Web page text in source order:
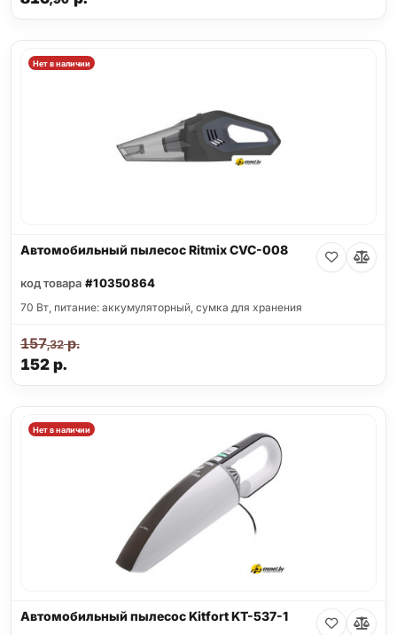
Нет в наличии
Автомобильный пылесос Ritmix CVC-008
код товара #10350864
70 Вт, питание: аккумуляторный, сумка для хранения
152р.
157,32р.
Нет в наличии
Автомобильный пылесос Kitfort KT-537-1